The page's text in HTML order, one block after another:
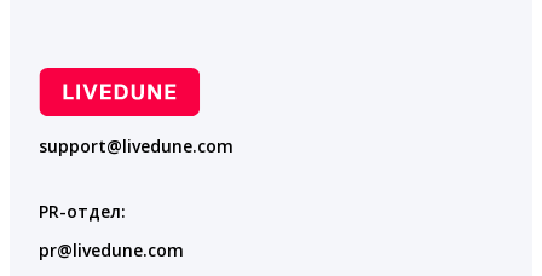
support@livedune.com
PR-отдел:
pr@livedune.com